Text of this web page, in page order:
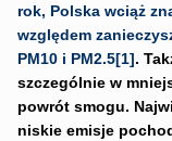
rok, Polska wciąż
względem
PM10 i PM2.5[1] .
szczególnie w
powrót smogu.
niskie emisje